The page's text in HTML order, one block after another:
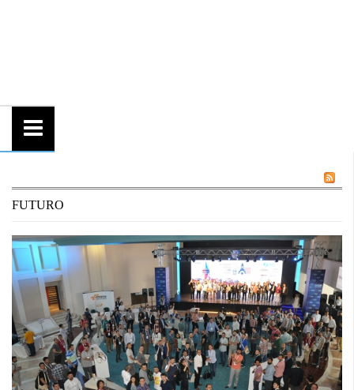
FUTURO